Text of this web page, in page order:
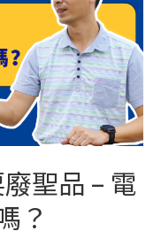
聖品 – 電
？